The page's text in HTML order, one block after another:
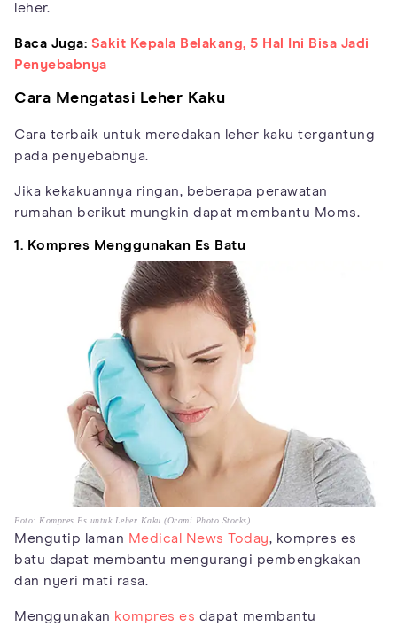
leher.
Baca Juga: Sakit Kepala Belakang, 5 Hal Ini Bisa Jadi
Penyebabnya
Cara Mengatasi Leher Kaku
Cara terbaik untuk meredakan leher kaku tergantung
pada penyebabnya.
Jika kekakuannya ringan, beberapa perawatan
rumahan berikut mungkin dapat membantu Moms.
1. Kompres Menggunakan Es Batu
Foto: Kompres Es untuk Leher Kaku (Orami Photo Stocks)
Mengutip laman Medical News Today, kompres es
batu dapat membantu mengurangi pembengkakan
dan nyeri mati rasa.
Menggunakan kompres es dapat membantu